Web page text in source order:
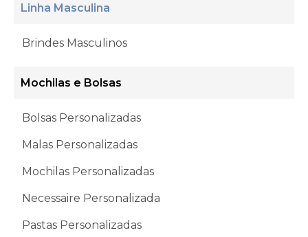
Linha Masculina
Brindes Masculinos
Mochilas e Bolsas
Bolsas Personalizadas
Malas Personalizadas
Mochilas Personalizadas
Necessaire Personalizada
Pastas Personalizadas